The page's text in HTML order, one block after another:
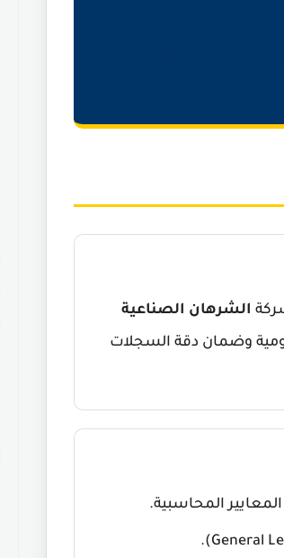
الشرهان الصناعية
وضمان دقة السجلات
المحاسبية.